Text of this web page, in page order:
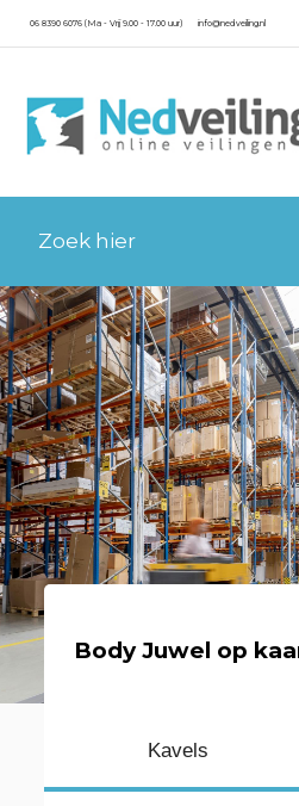
06 8390 6076 (Ma - Vrij 9.00 - 17.00 uur) info@nedveiling.nl
Body Juwel op
Kavels